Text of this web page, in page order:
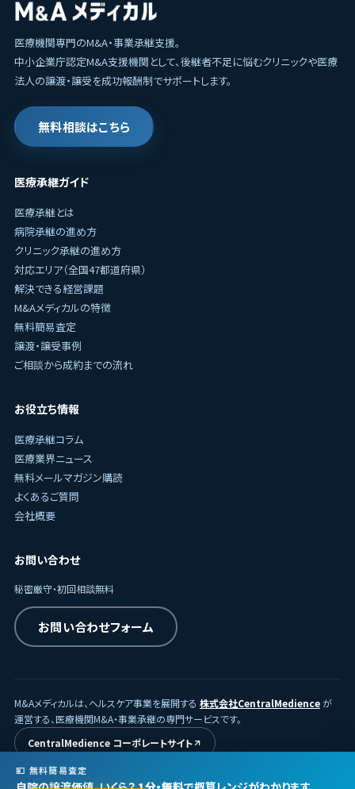
医療機関専門のM&A・事業承継支援。
中小企業庁認定M&A支援機関として、後継者不足に悩むクリニックや医療
法人の譲渡・譲受を成功報酬制でサポートします。
無料相談はこちら
医療承継ガイド
医療承継とは
病院承継の進め方
クリニック承継の進め方
対応エリア（全国47都道府県）
解決できる経営課題
M&Aメディカルの特徴
無料簡易査定
譲渡・譲受事例
ご相談から成約までの流れ
お役立ち情報
医療承継コラム
医療業界ニュース
無料メールマガジン購読
よくあるご質問
会社概要
お問い合わせ
秘密厳守・初回相談無料
お問い合わせフォーム
M&Aメディカルは、ヘルスケア事業を展開する 株式会社CentralMedienceが
運営する、医療機関M&A・事業承継の専門サービスです。
CentralMedience コーポレートサイト
💴 無料簡易査定